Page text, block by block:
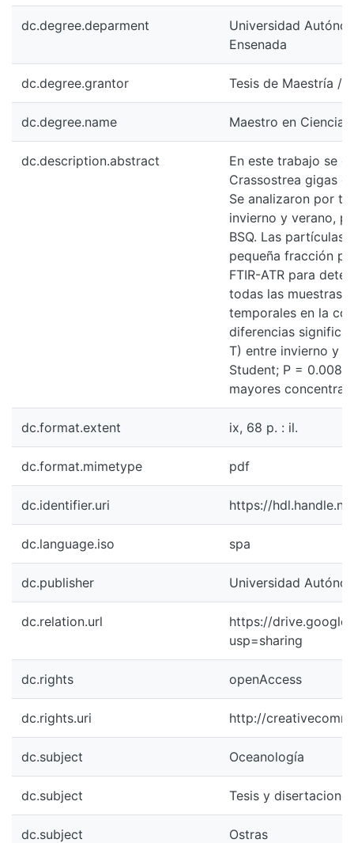
dc.degree.deparment
Universidad
Ensenada
dc.degree.grantor Tesis de Maestría /
dc.degree.name Maestro en
dc.description.abstract
En este trabajo se
Crassostrea gigas
Se analizaron por
invierno y verano,
BSQ. Las
pequeña fracción
FTIR-ATR para
todas las muestras
temporales en la
diferencias
T) entre invierno y
Student; P = 0.008)
mayores
dc.format.extent ix, 68 p. : il.
dc.format.mimetype pdf
dc.identifier.uri https://
dc.language.iso spa
dc.publisher Universidad
dc.relation.url
https://
usp=sharing
dc.rights openAccess
dc.rights.uri http://
dc.subject Oceanología
dc.subject Tesis y
dc.subject Ostras